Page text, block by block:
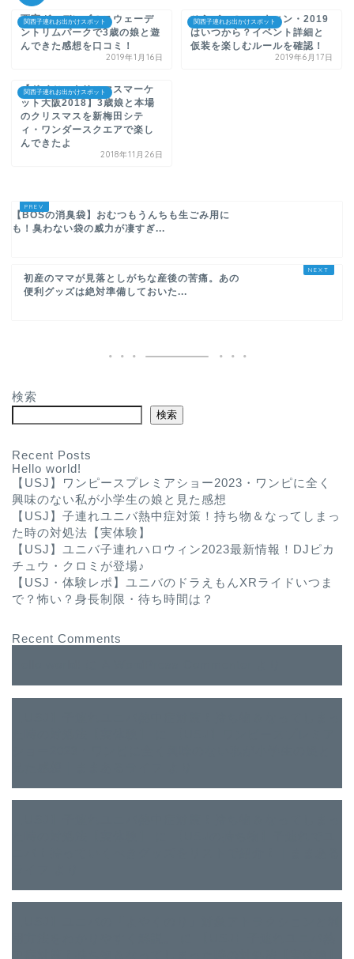
関西子連れお出かけスポット
西宮ガーデンズのスウェーデ
ントリムパークで3歳の娘と遊
んできた感想を口コミ！
2019年1月16日
関西子連れお出かけスポット
ひらパーのハロウィン・2019
はいつから？イベント詳細と
仮装を楽しむルールを確認！
2019年6月17日
関西子連れお出かけスポット
【ドイツ・クリスマスマーケ
ット大阪2018】3歳娘と本場
のクリスマスを新梅田シテ
ィ・ワンダースクエアで楽し
んできたよ
2018年11月26日
【BOSの消臭袋】おむつもうんちも生ごみ用に
も！臭わない袋の威力が凄すぎ...
初産のママが見落としがちな産後の苦痛。あの
便利グッズは絶対準備しておいた...
検索
検索
Recent Posts
Hello world!
【USJ】ワンピースプレミアショー2023・ワンピに全く
興味のない私が小学生の娘と見た感想
【USJ】子連れユニバ熱中症対策！持ち物＆なってしまっ
た時の対処法【実体験】
【USJ】ユニバ子連れハロウィン2023最新情報！DJピカ
チュウ・クロミが登場♪
【USJ・体験レポ】ユニバのドラえもんXRライドいつま
で？怖い？身長制限・待ち時間は？
Recent Comments